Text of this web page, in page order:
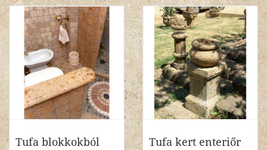
Tufa blokkokból
Tufa kert enteriőr